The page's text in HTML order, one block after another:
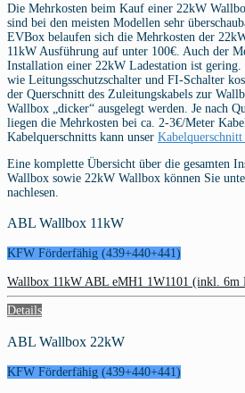
Die Mehrkosten beim Kauf einer 22kW
sind bei den meisten Modellen sehr
EVBox belaufen sich die Mehrkosten der
11kW Ausführung auf unter 100€. Auch der
Installation einer 22kW Ladestation ist
wie Leitungsschutzschalter und FI-Schalter
der Querschnitt des Zuleitungskabels zur
Wallbox „dicker“ ausgelegt werden. Je nach
liegen die Mehrkosten bei ca. 2-3€/Meter
Kabelquerschnitts kann unser Kabelquerschnitt
Eine komplette Übersicht über die gesamten
Wallbox sowie 22kW Wallbox können Sie
nachlesen.
ABL Wallbox 11kW
KFW Förderfähig (439+440+441)
Wallbox 11kW ABL eMH1 1W1101 (inkl. 6m
Details
ABL Wallbox 22kW
KFW Förderfähig (439+440+441)